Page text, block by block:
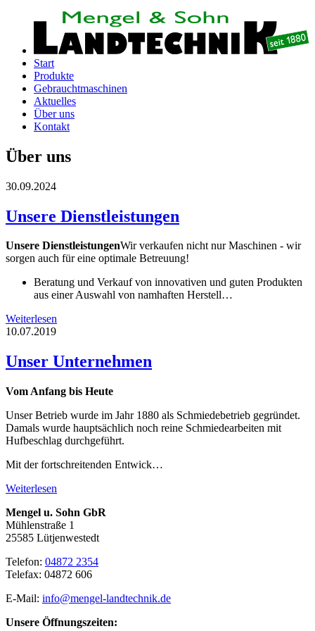
Start
Produkte
Gebrauchtmaschinen
Aktuelles
Über uns
Kontakt
Über uns
30.09.2024
Unsere Dienstleistungen
Unsere DienstleistungenWir verkaufen nicht nur Maschinen - wir
sorgen auch für eine optimale Betreuung!
Beratung und Verkauf von innovativen und guten Produkten
aus einer Auswahl von namhaften Herstell…
Weiterlesen
10.07.2019
Unser Unternehmen
Vom Anfang bis Heute
Unser Betrieb wurde im Jahr 1880 als Schmiedebetrieb gegründet.
Damals wurde hauptsächlich noch reine Schmiedearbeiten mit
Hufbeschlag durchgeführt.
Mit der fortschreitenden Entwick…
Weiterlesen
Mengel u. Sohn GbR
Mühlenstraße 1
25585 Lütjenwestedt
Telefon: 04872 2354
Telefax: 04872 606
E-Mail: info@mengel-landtechnik.de
Unsere Öffnungszeiten: